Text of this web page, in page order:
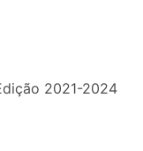
2021-2024